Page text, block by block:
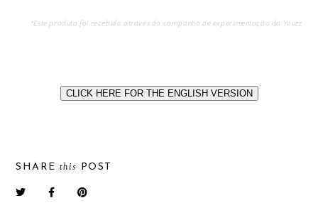
*Este produto foi recebido através da campanha de experimentação da Youzz
CLICK HERE FOR THE ENGLISH VERSION
SHAREthis POST